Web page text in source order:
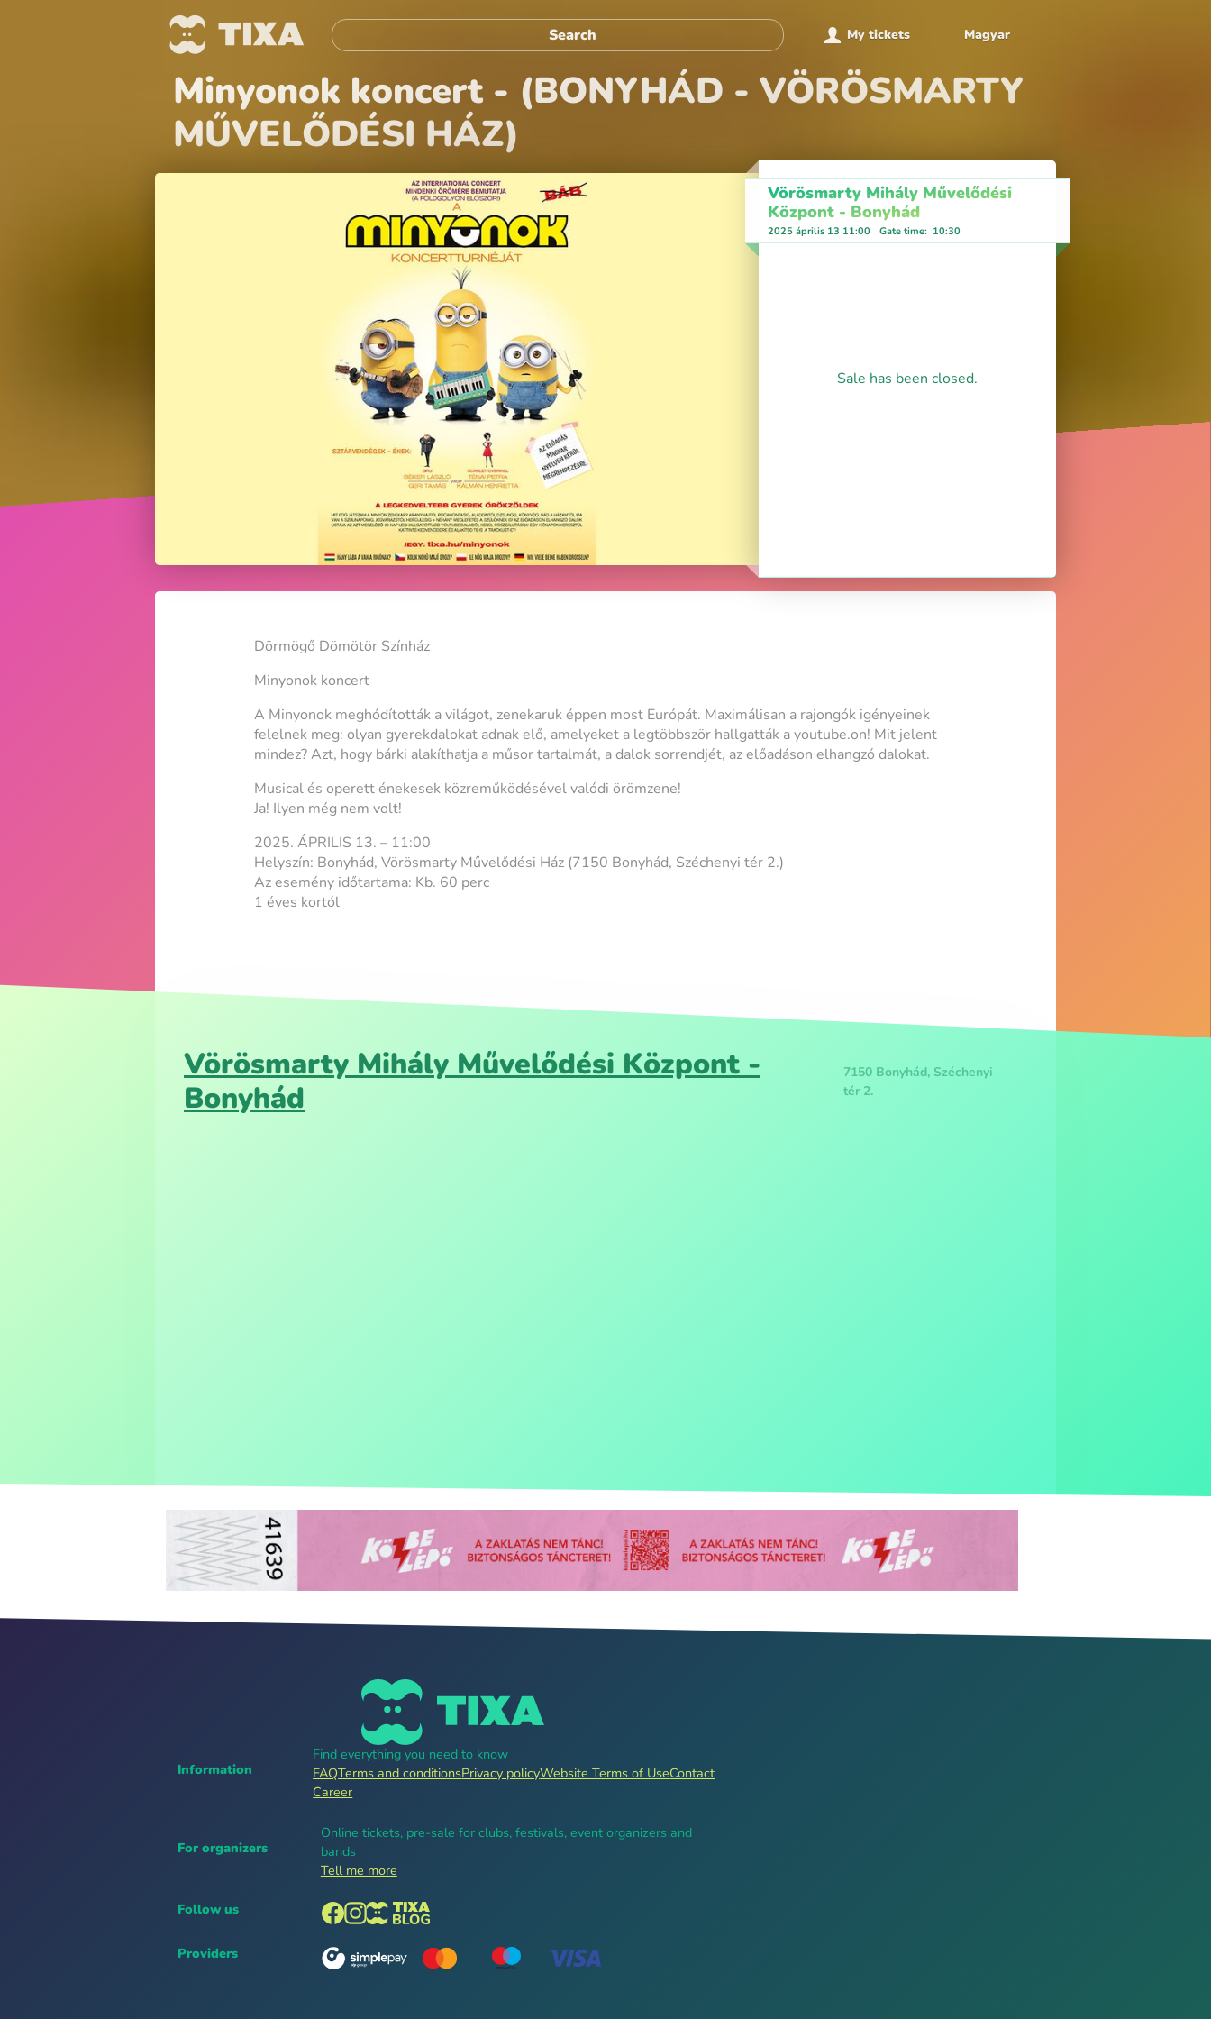
My tickets Magyar
Minyonok koncert - (BONYHÁD - VÖRÖSMARTY
MŰVELŐDÉSI HÁZ)
Vörösmarty Mihály Művelődési
Központ - Bonyhád
2025 április 13 11:00 Gate time: 10:30
Sale has been closed.
Dörmögő Dömötör Színház
Minyonok koncert
A Minyonok meghódították a világot, zenekaruk éppen most Európát. Maximálisan a rajongók igényeinek
felelnek meg: olyan gyerekdalokat adnak elő, amelyeket a legtöbbször hallgatták a youtube.on! Mit jelent
mindez? Azt, hogy bárki alakíthatja a műsor tartalmát, a dalok sorrendjét, az előadáson elhangzó dalokat.
Musical és operett énekesek közreműködésével valódi örömzene!
Ja! Ilyen még nem volt!
2025. ÁPRILIS 13. – 11:00
Helyszín: Bonyhád, Vörösmarty Művelődési Ház (7150 Bonyhád, Széchenyi tér 2.)
Az esemény időtartama: Kb. 60 perc
1 éves kortól
Vörösmarty Mihály Művelődési Központ -
Bonyhád
7150 Bonyhád, Széchenyi
tér 2.
Information
Find everything you need to know
FAQTerms and conditionsPrivacy policyWebsite Terms of UseContact
Career
For organizers
Online tickets, pre-sale for clubs, festivals, event organizers and
bands
Tell me more
Follow us
Providers